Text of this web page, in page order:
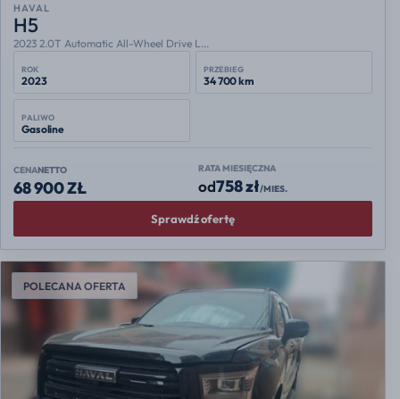
HAVAL
H5
2023 2.0T Automatic All-Wheel Drive L...
ROK
2023
PRZEBIEG
34 700 km
PALIWO
Gasoline
CENANETTO
68 900 ZŁ
RATA MIESIĘCZNA
od758 zł/MIES.
Sprawdź ofertę
POLECANA OFERTA